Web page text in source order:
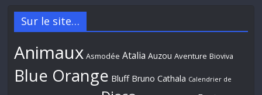
Sur le site…
Animaux Asmodée Atalia Auzou Aventure Bioviva
Blue Orange Bluff Bruno Cathala Calendrier de